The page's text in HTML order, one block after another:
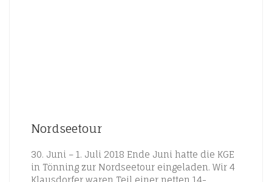
Nordseetour
30. Juni – 1. Juli 2018 Ende Juni hatte die KGE
in Tönning zur Nordseetour eingeladen. Wir 4